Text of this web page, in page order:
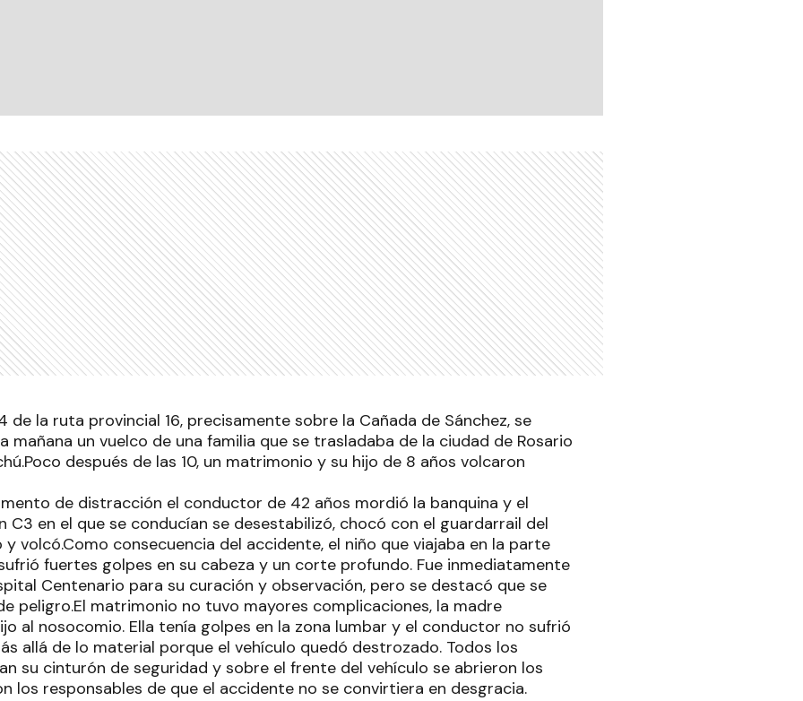
de la ruta provincial 16, precisamente sobre la Cañada de Sánchez, se
mañana un vuelco de una familia que se trasladaba de la ciudad de Rosario
Poco después de las 10, un matrimonio y su hijo de 8 años volcaron
de distracción el conductor de 42 años mordió la banquina y el
C3 en el que se conducían se desestabilizó, chocó con el guardarrail del
volcó.Como consecuencia del accidente, el niño que viajaba en la parte
fuertes golpes en su cabeza y un corte profundo. Fue inmediatamente
Centenario para su curación y observación, pero se destacó que se
peligro.El matrimonio no tuvo mayores complicaciones, la madre
al nosocomio. Ella tenía golpes en la zona lumbar y el conductor no sufrió
allá de lo material porque el vehículo quedó destrozado. Todos los
su cinturón de seguridad y sobre el frente del vehículo se abrieron los
los responsables de que el accidente no se convirtiera en desgracia.